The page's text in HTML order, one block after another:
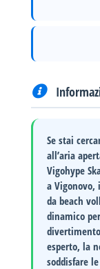
Se stai
all’aria
Vigohype
aVigonovo,
da beach
dinamico
esperto, la
soddisfare